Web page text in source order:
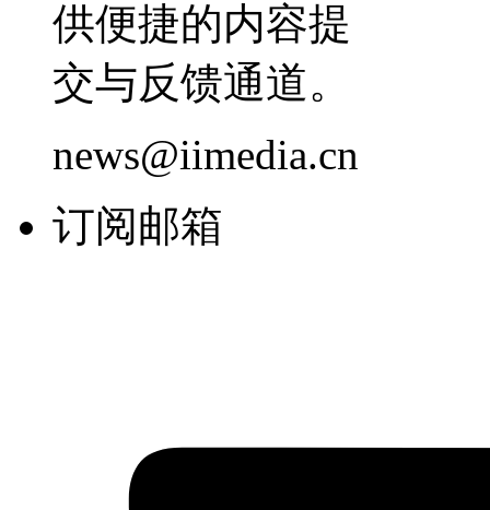
供便捷的内容提
交与反馈通道。
news@iimedia.cn
订阅邮箱